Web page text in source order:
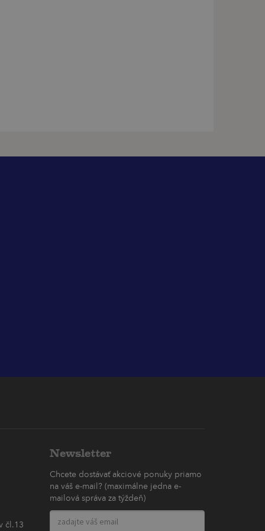
čl.13
Newsletter
Chcete dostávať akciové ponuky priamo
na váš e-mail? (maximálne jedna e-
mailová správa za týždeň)